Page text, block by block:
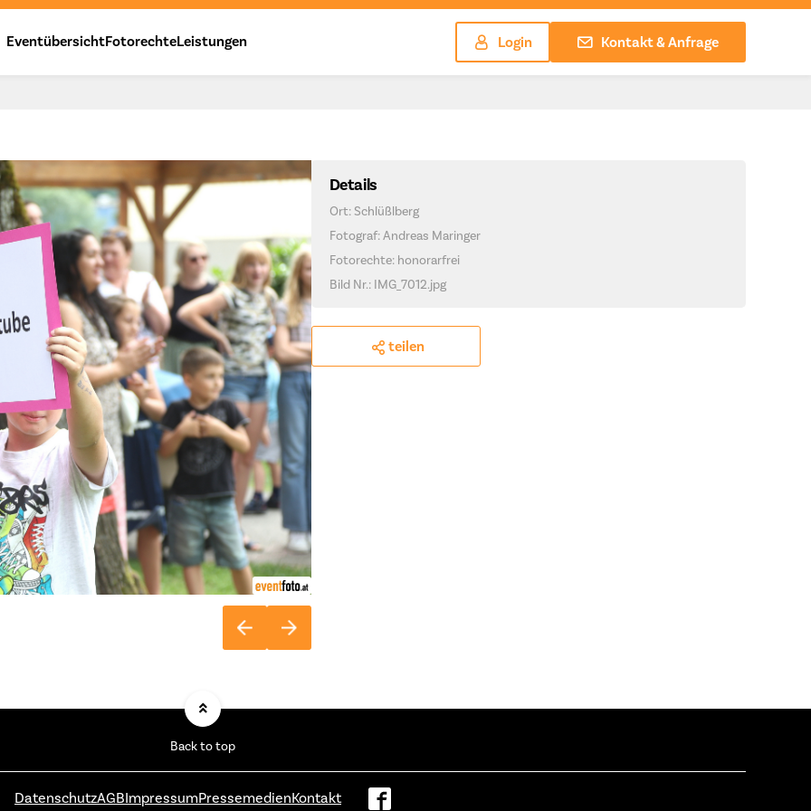
EventübersichtFotorechteLeistungen Login Kontakt & Anfrage
Details
Ort: Schlüßlberg
Fotograf: Andreas Maringer
Fotorechte: honorarfrei
Bild Nr.: IMG_7012.jpg
teilen
Back to top
DatenschutzAGBImpressumPressemedienKontakt